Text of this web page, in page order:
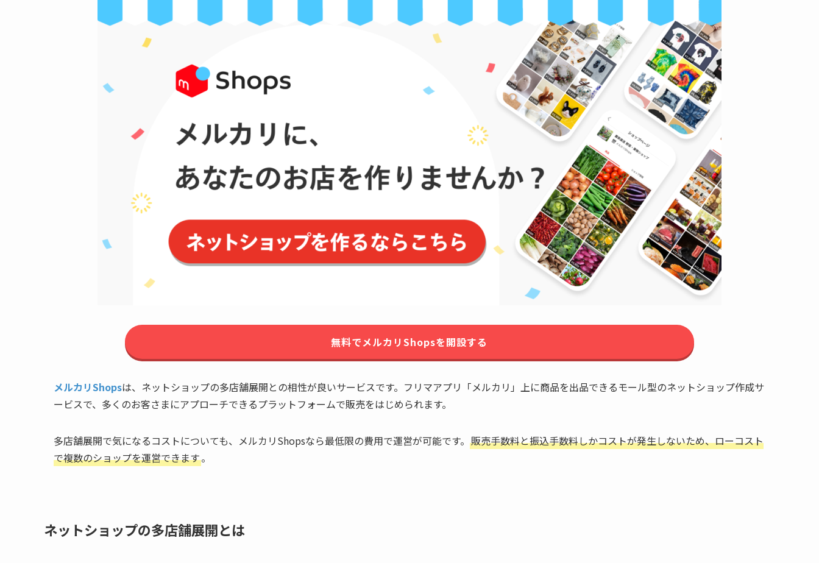
無料でメルカリShopsを開設する
メルカリShopsは、ネットショップの多店舗展開との相性が良いサービスです。フリマアプリ「メルカリ」上に商品を出品できるモール型のネットショップ作成サ
ービスで、多くのお客さまにアプローチできるプラットフォームで販売をはじめられます。
多店舗展開で気になるコストについても、メルカリShopsなら最低限の費用で運営が可能です。 販売手数料と振込手数料しかコストが発生しないため、ローコスト
で複数のショップを運営できます。
ネットショップの多店舗展開とは